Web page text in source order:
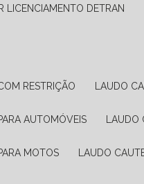
LICENCIAMENTO DETRAN
RESTRIÇÃO LAUDO
AUTOMÓVEIS
MOTOS LAUDO